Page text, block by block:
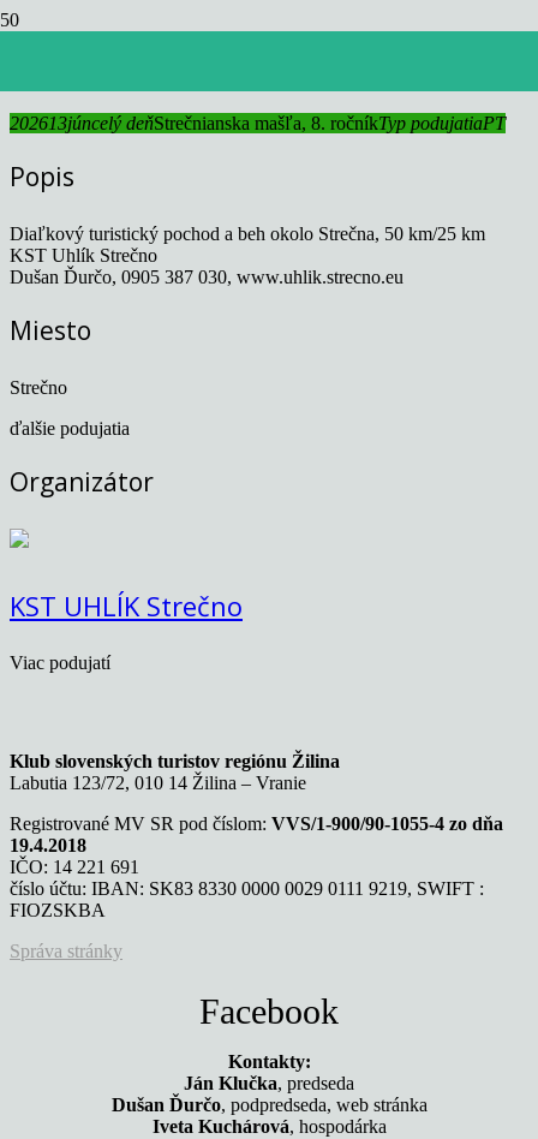
202613júncelý deňStrečnianska mašľa, 8. ročníkTyp podujatiaPT
Popis
Diaľkový turistický pochod a beh okolo Strečna, 50 km/25 km
KST Uhlík Strečno
Dušan Ďurčo, 0905 387 030, www.uhlik.strecno.eu
Miesto
Strečno
ďalšie podujatia
Organizátor
KST UHLÍK Strečno
Viac podujatí
Klub slovenských turistov regiónu Žilina
Labutia 123/72, 010 14 Žilina – Vranie
Registrované MV SR pod číslom: VVS/1-900/90-1055-4 zo dňa
19.4.2018
IČO: 14 221 691
číslo účtu: IBAN: SK83 8330 0000 0029 0111 9219, SWIFT :
FIOZSKBA
Správa stránky
Facebook
Kontakty:
Ján Klučka, predseda
Dušan Ďurčo, podpredseda, web stránka
Iveta Kuchárová, hospodárka